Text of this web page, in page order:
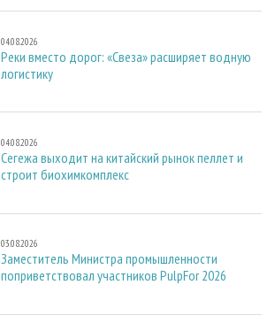
04.08.2026
Реки вместо дорог: «Свеза» расширяет водную
логистику
04.08.2026
Сегежа выходит на китайский рынок пеллет и
строит биохимкомплекс
03.08.2026
Заместитель Министра промышленности
поприветствовал участников PulpFor 2026